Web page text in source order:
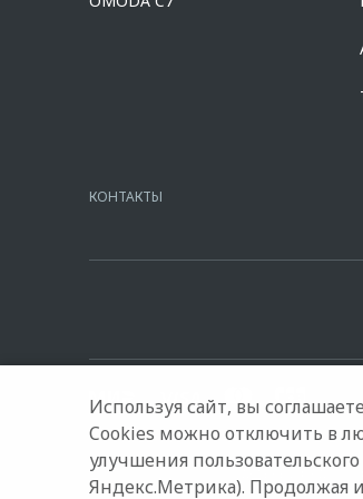
КОНТАКТЫ
© 2026 АВИЛОН Модельный ряд
Используя сайт, вы
Cookies можно отключить в
улучшения
Яндекс.Метрика). Продолжая